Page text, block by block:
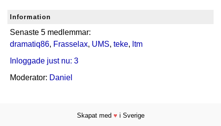
Information
Senaste 5 medlemmar:
dramatiq86, Frasselax, UMS, teke, ltm
Inloggade just nu: 3
Moderator: Daniel
Skapat med ♥ i Sverige